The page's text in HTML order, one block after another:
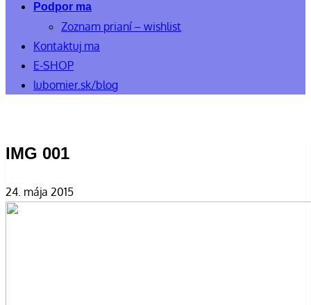
Podpor ma
Zoznam prianí – wishlist
Kontaktuj ma
E-SHOP
lubomier.sk/blog
IMG 001
24. mája 2015